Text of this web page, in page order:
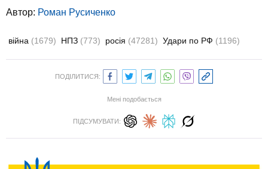
Автор: Роман Русиченко
війна (1679) НПЗ (773) росія (47281) Удари по РФ (1196)
ПОДІЛИТИСЯ:
Мені подобається
ПІДСУМУВАТИ: